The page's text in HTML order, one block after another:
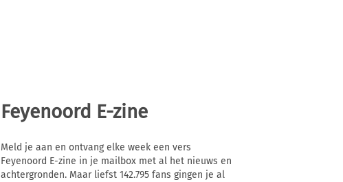
Feyenoord E-zine
Meld je aan en ontvang elke week een vers
Feyenoord E-zine in je mailbox met al het nieuws en
achtergronden. Maar liefst 142.795 fans gingen je al